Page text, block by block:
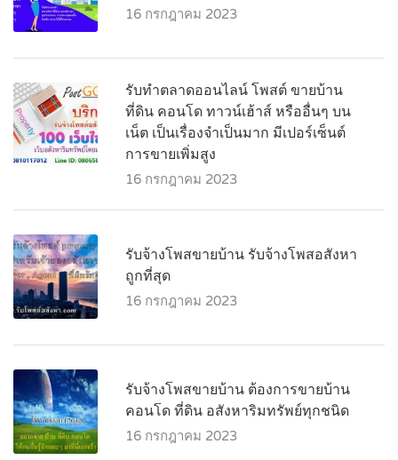
16 กรกฎาคม 2023
รับทำตลาดออนไลน์ โพสต์ ขายบ้าน
ที่ดิน คอนโด ทาวน์เฮ้าส์ หรืออื่นๆ บน
เน็ต เป็นเรื่องจำเป็นมาก มีเปอร์เซ็นต์
การขายเพิ่มสูง
16 กรกฎาคม 2023
รับจ้างโพสขายบ้าน รับจ้างโพสอสังหา
ถูกที่สุด
16 กรกฎาคม 2023
รับจ้างโพสขายบ้าน ต้องการขายบ้าน
คอนโด ที่ดิน อสังหาริมทรัพย์ทุกชนิด
16 กรกฎาคม 2023